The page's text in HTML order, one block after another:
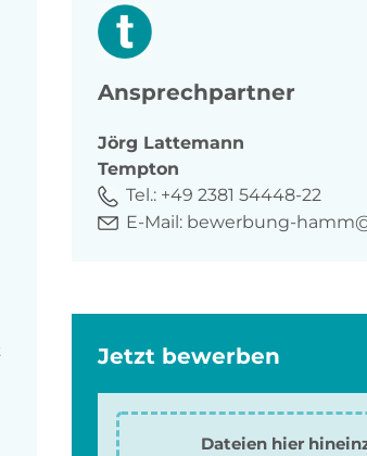
Ansprechpartner
Jörg Lattemann
Tempton
Tel.: +49 2381 54448-22
E-Mail: bewerbung-
Jetzt bewerben
Dateien hier